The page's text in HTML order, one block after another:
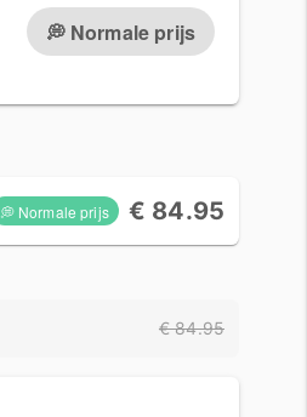
💭 Normale prijs
💭 Normale prijs € 84.95
€ 84.95